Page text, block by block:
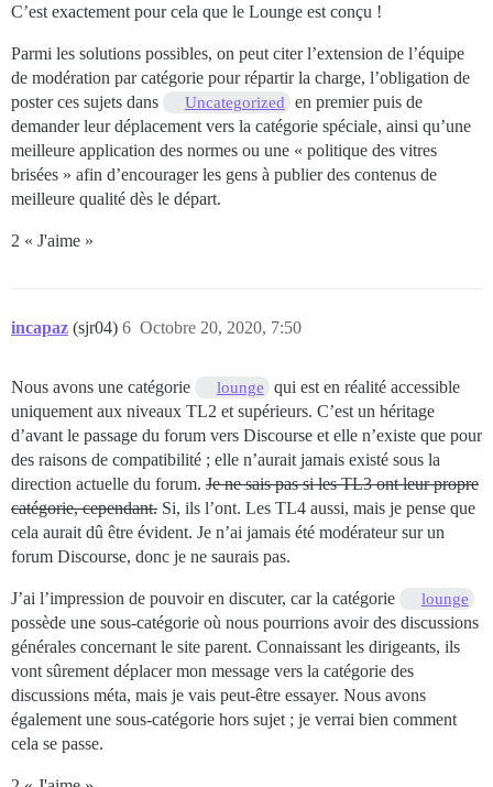
C’est exactement pour cela que le Lounge est conçu !
Parmi les solutions possibles, on peut citer l’extension de l’équipe
de modération par catégorie pour répartir la charge, l’obligation de
poster ces sujets dans
Uncategorized
en premier puis de
demander leur déplacement vers la catégorie spéciale, ainsi qu’une
meilleure application des normes ou une « politique des vitres
brisées » afin d’encourager les gens à publier des contenus de
meilleure qualité dès le départ.
2 « J'aime »
incapaz (sjr04) Octobre 20, 2020, 7:50
6
Nous avons une catégorie lounge
qui est en réalité accessible
uniquement aux niveaux TL2 et supérieurs. C’est un héritage
d’avant le passage du forum vers Discourse et elle n’existe que pour
des raisons de compatibilité ; elle n’aurait jamais existé sous la
direction actuelle du forum. Je ne sais pas si les TL3 ont leur propre
catégorie, cependant. Si, ils l’ont. Les TL4 aussi, mais je pense que
cela aurait dû être évident. Je n’ai jamais été modérateur sur un
forum Discourse, donc je ne saurais pas.
J’ai l’impression de pouvoir en discuter, car la catégorie lounge
possède une sous-catégorie où nous pourrions avoir des discussions
générales concernant le site parent. Connaissant les dirigeants, ils
vont sûrement déplacer mon message vers la catégorie des
discussions méta, mais je vais peut-être essayer. Nous avons
également une sous-catégorie hors sujet ; je verrai bien comment
cela se passe.